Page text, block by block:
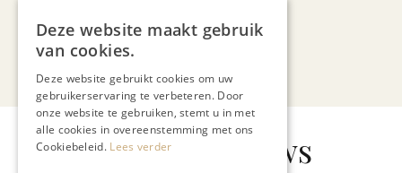
Gerelateerd nieuws
Deze website maakt gebruik
van cookies.
Deze website gebruikt cookies om uw
gebruikerservaring te verbeteren. Door
onze website te gebruiken, stemt u in met
alle cookies in overeenstemming met ons
Cookiebeleid. Lees verder